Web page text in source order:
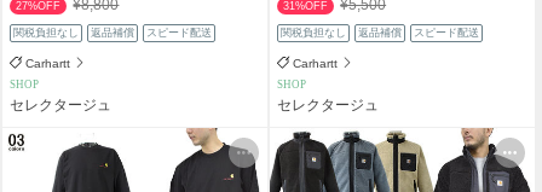
27%OFF ¥8,800
関税負担なし 返品補償 スピード配送
Carhartt
SHOP
セレクタージュ
31%OFF ¥5,500
関税負担なし 返品補償 スピード配送
Carhartt
SHOP
セレクタージュ